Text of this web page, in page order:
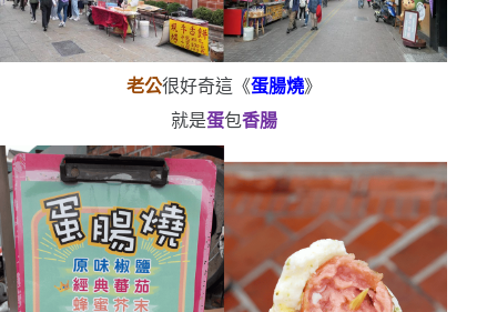
老公很好奇這《蛋腸燒》
就是蛋包香腸